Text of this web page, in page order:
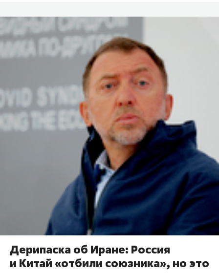
Дерипаска об Иране: Россия
и Китай «отбили союзника», но это